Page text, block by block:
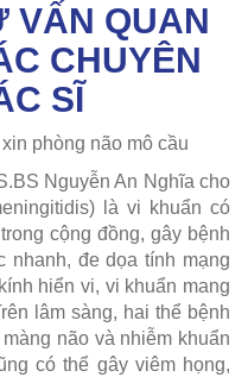
VẤN QUAN
CHUYÊN
SĨ
Nguyễn An Nghĩa cho
là vi khuẩn có
cộng đồng, gây bệnh
đe dọa tính mạng
hiển vi, vi khuẩn mang
lâm sàng, hai thể bệnh
não và nhiễm khuẩn
có thể gây viêm họng,